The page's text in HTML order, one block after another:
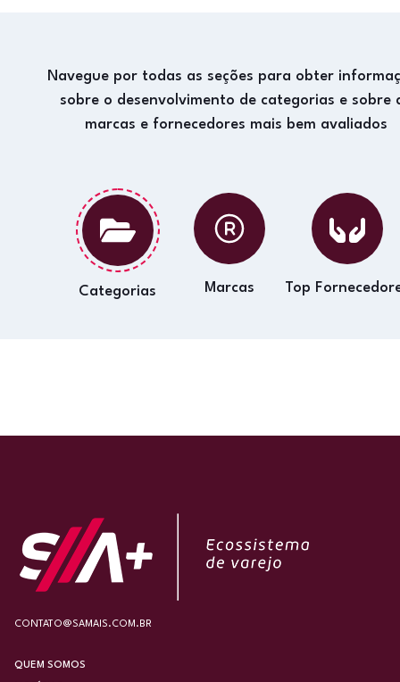
Navegue por todas as seções para obter
sobre o desenvolvimento de categorias e sobre
marcas e fornecedores mais bem avaliados
Categorias Marcas Top
CONTATO@SAMAIS.COM.BR
QUEM SOMOS